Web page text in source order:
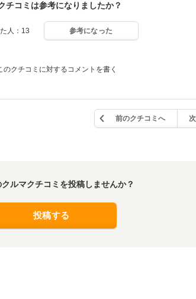
チコミは参考になりましたか？
人：13 参考になった
のクチコミに対するコメントを書く
前のクチコミへ
ルマクチコミを投稿しませんか？
投稿する